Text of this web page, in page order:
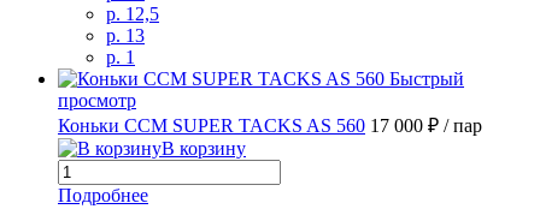
p. 12,5
p. 13
p. 1
Быстрый
просмотр
Коньки CCM SUPER TACKS AS 560 17 000 ₽ / пар
В корзину
Подробнее